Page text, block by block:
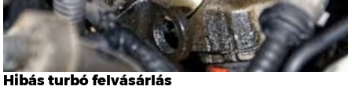
Hibás turbó felvásárlás